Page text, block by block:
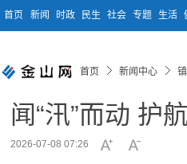
首页 新闻 时政 民生 社会 专题 生活
首页 新闻中心
闻“汛”而动 护
2026-07-08 07:26